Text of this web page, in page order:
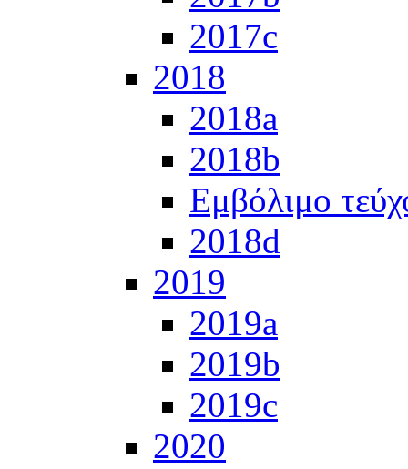
2017c
2018
2018a
2018b
Εμβόλιμο
2018d
2019
2019a
2019b
2019c
2020